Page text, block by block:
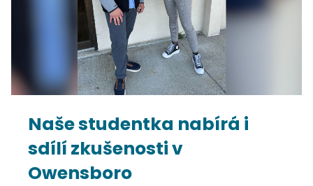
Naše studentka nabírá i
sdílí zkušenosti v
Owensboro